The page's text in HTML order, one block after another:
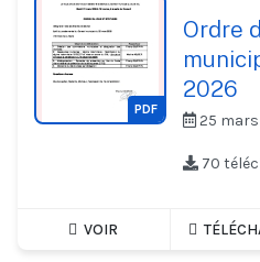
PDF
Ordre
2026
25
70
VOIR